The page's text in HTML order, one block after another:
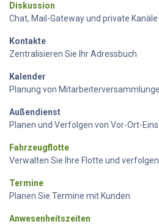
Diskussion
Chat, Mail-Gateway und private Kanäle
Kontakte
Zentralisieren Sie Ihr Adressbuch
Kalender
Planung von
Außendienst
Planen und Verfolgen von Vor-Ort-
Fahrzeugflotte
Verwalten Sie Ihre Flotte und
Termine
Planen Sie Termine mit Kunden
Anwesenheitszeiten